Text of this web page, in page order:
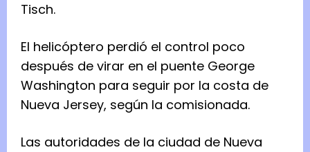
Tisch.
El helicóptero perdió el control poco
después de virar en el puente George
Washington para seguir por la costa de
Nueva Jersey, según la comisionada.
Las autoridades de la ciudad de Nueva